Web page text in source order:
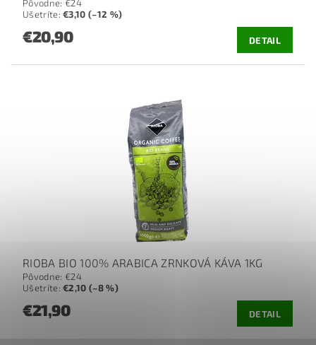
Pôvodne: €24
Ušetríte:€3,10 (–12 %)
€20,90 DETAIL
RIOBA BIO 100% ARABICA ZRNKOVÁ KÁVA 1KG
Pôvodne: €24
Ušetríte:€2,10 (–8 %)
€21,90 DETAIL